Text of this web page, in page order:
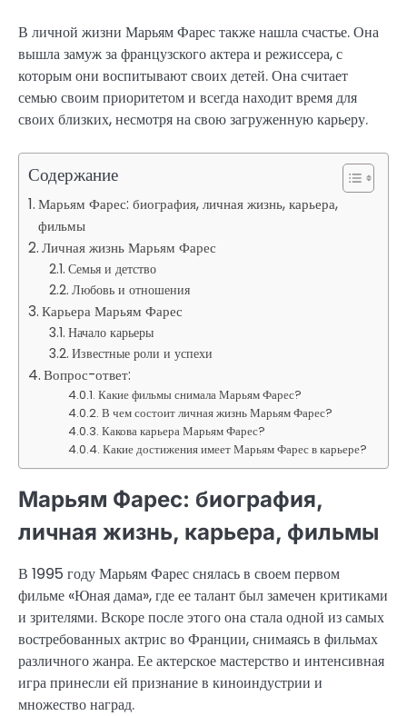
В личной жизни Марьям Фарес также нашла счастье. Она
вышла замуж за французского актера и режиссера, с
которым они воспитывают своих детей. Она считает
семью своим приоритетом и всегда находит время для
своих близких, несмотря на свою загруженную карьеру.
Содержание
Марьям Фарес: биография, личная жизнь, карьера,
фильмы
Личная жизнь Марьям Фарес
Семья и детство
Любовь и отношения
Карьера Марьям Фарес
Начало карьеры
Известные роли и успехи
Вопрос-ответ:
Какие фильмы снимала Марьям Фарес?
В чем состоит личная жизнь Марьям Фарес?
Какова карьера Марьям Фарес?
Какие достижения имеет Марьям Фарес в карьере?
Марьям Фарес: биография,
личная жизнь, карьера, фильмы
В 1995 году Марьям Фарес снялась в своем первом
фильме «Юная дама», где ее талант был замечен критиками
и зрителями. Вскоре после этого она стала одной из самых
востребованных актрис во Франции, снимаясь в фильмах
различного жанра. Ее актерское мастерство и интенсивная
игра принесли ей признание в киноиндустрии и
множество наград.